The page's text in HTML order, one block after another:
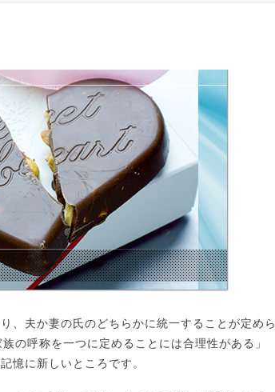
、夫か妻の氏のどちらかに統一することが定めら
の呼称を一つに定めることには合理性がある」
憶に新しいところです。